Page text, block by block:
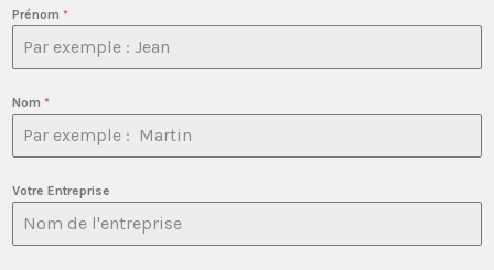
Prénom*
Nom*
Votre Entreprise